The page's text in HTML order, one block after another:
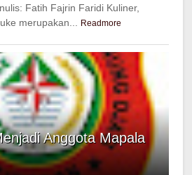
Fatih Fajrin Faridi Kuliner,
merupakan...
Readmore
Anggota Mapala